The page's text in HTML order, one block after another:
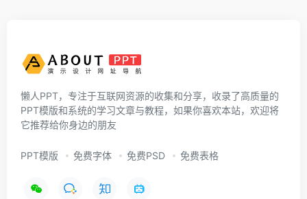
懒人PPT，专注于互联网资源的收集和分享，收录了高质量的
PPT模版和系统的学习文章与教程，如果你喜欢本站，欢迎将
它推荐给你身边的朋友
PPT模版 免费字体 免费PSD 免费表格